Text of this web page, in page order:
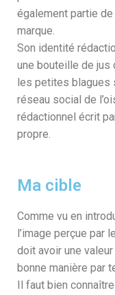
également partie de
marque.
Son identité
une bouteille de jus
les petites
réseau social de
rédactionnel écrit
propre.
Ma cible
Comme vu en
l’image perçue par
doit avoir une
bonne manière par
Il faut bien